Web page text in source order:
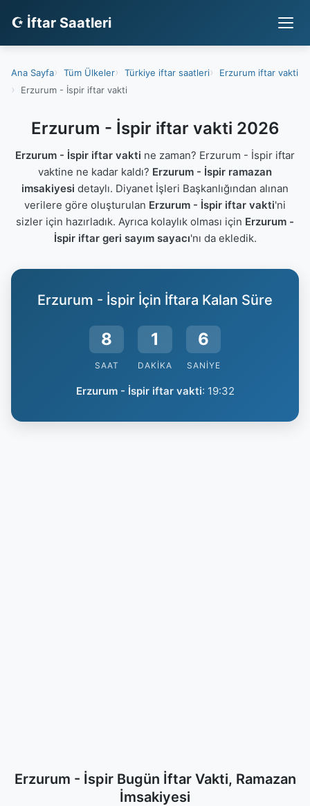
☪ İftar Saatleri
Ana Sayfa Tüm Ülkeler Türkiye iftar saatleri
Erzurum iftar vakti
Erzurum - İspir iftar vakti
Erzurum - İspir iftar vakti 2026
Erzurum - İspir iftar vakti ne zaman? Erzurum - İspir iftar
vaktine ne kadar kaldı? Erzurum - İspir ramazan
imsakiyesi detaylı. Diyanet İşleri Başkanlığından alınan
verilere göre oluşturulan Erzurum - İspir iftar vakti'ni
sizler için hazırladık. Ayrıca kolaylık olması için Erzurum -
İspir iftar geri sayım sayacı'nı da ekledik.
Erzurum - İspir İçin İftara Kalan Süre
8
SAAT
1
DAKIKA
6
SANIYE
Erzurum - İspir iftar vakti: 19:32
Erzurum - İspir Bugün İftar Vakti, Ramazan
İmsakiyesi